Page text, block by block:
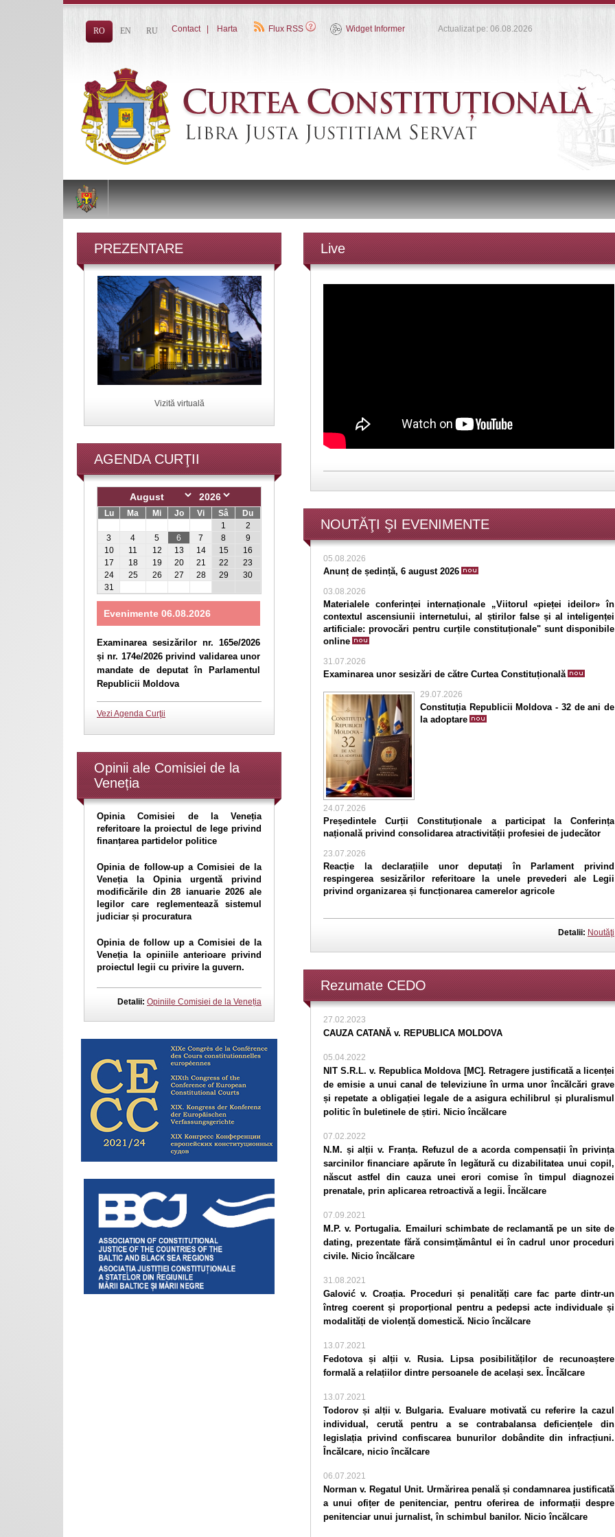
RO EN RU Contact Harta Flux RSS Widget Informer Actualizat pe: 06.08.2026
PREZENTARE
Vizită virtuală
AGENDA CURŢII
Lu Ma Mi Jo Vi Sâ
Du
1
2
3
4 5 6 7 8
9
10
11 12 13 14 15
16
17
18 19 20 21 22
23
24
25 26 27 28 29
30
31
Evenimente 06.08.2026
Examinarea sesizărilor nr. 165e/2026
și nr. 174e/2026 privind validarea unor
mandate de deputat în Parlamentul
Republicii Moldova
Vezi Agenda Curţii
Opinii ale Comisiei de la
Veneția
Opinia Comisiei de la Veneția
referitoare la proiectul de lege privind
finanțarea partidelor politice
Opinia de follow-up a Comisiei de la
Veneția la Opinia urgentă privind
modificările din 28 ianuarie 2026 ale
legilor care reglementează sistemul
judiciar și procuratura
Opinia de follow up a Comisiei de la
Veneția la opiniile anterioare privind
proiectul legii cu privire la guvern.
Detalii: Opiniile Comisiei de la Veneția
Live
NOUTĂŢI ŞI EVENIMENTE
05.08.2026
Anunț de ședință, 6 august 2026
03.08.2026
Materialele conferinței internaționale „Viitorul «pieței ideilor» în
contextul ascensiunii internetului, al știrilor false și al inteligenței
artificiale: provocări pentru curțile constituționale" sunt disponibile
online
31.07.2026
Examinarea unor sesizări de către Curtea Constituțională
29.07.2026
Constituția Republicii Moldova - 32 de ani de
la adoptare
24.07.2026
Președintele Curții Constituționale a participat la Conferința
națională privind consolidarea atractivității profesiei de judecător
23.07.2026
Reacție la declarațiile unor deputați în Parlament privind
respingerea sesizărilor referitoare la unele prevederi ale Legii
privind organizarea și funcționarea camerelor agricole
Detalii: Noutăţi
Rezumate CEDO
27.02.2023
CAUZA CATANĂ v. REPUBLICA MOLDOVA
05.04.2022
NIT S.R.L. v. Republica Moldova [MC]. Retragere justificată a licenței
de emisie a unui canal de televiziune în urma unor încălcări grave
și repetate a obligației legale de a asigura echilibrul și pluralismul
politic în buletinele de știri. Nicio încălcare
07.02.2022
N.M. și alții v. Franța. Refuzul de a acorda compensații în privința
sarcinilor financiare apărute în legătură cu dizabilitatea unui copil,
născut astfel din cauza unei erori comise în timpul diagnozei
prenatale, prin aplicarea retroactivă a legii. Încălcare
07.09.2021
M.P. v. Portugalia. Emailuri schimbate de reclamantă pe un site de
dating, prezentate fără consimțământul ei în cadrul unor proceduri
civile. Nicio încălcare
31.08.2021
Galović v. Croația. Proceduri și penalități care fac parte dintr-un
întreg coerent și proporțional pentru a pedepsi acte individuale și
modalități de violență domestică. Nicio încălcare
13.07.2021
Fedotova și alții v. Rusia. Lipsa posibilităților de recunoaștere
formală a relațiilor dintre persoanele de același sex. Încălcare
13.07.2021
Todorov și alții v. Bulgaria. Evaluare motivată cu referire la cazul
individual, cerută pentru a se contrabalansa deficiențele din
legislația privind confiscarea bunurilor dobândite din infracțiuni.
Încălcare, nicio încălcare
06.07.2021
Norman v. Regatul Unit. Urmărirea penală și condamnarea justificată
a unui ofițer de penitenciar, pentru oferirea de informații despre
penitenciar unui jurnalist, în schimbul banilor. Nicio încălcare